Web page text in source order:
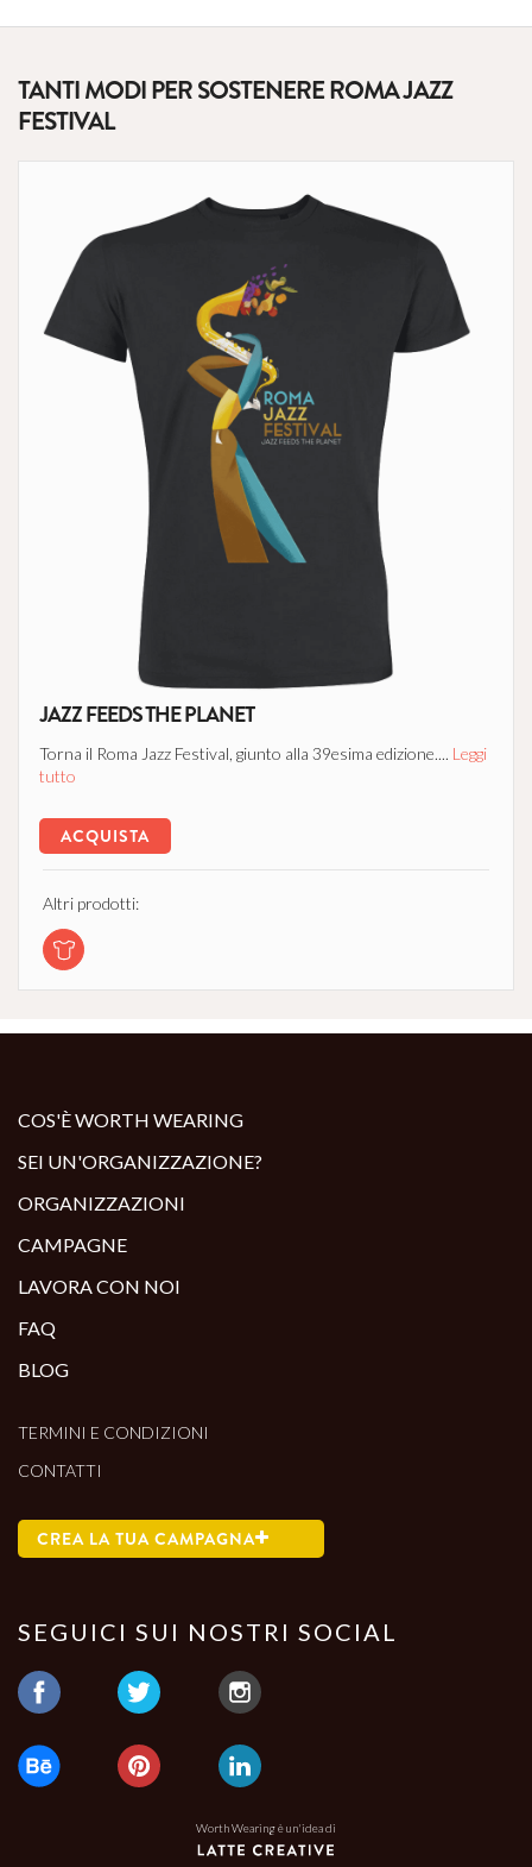
TANTI MODI PER SOSTENERE ROMA JAZZ
FESTIVAL
JAZZ FEEDS THE PLANET
Torna il Roma Jazz Festival, giunto alla 39esima edizione.... Leggi
tutto
ACQUISTA
Altri prodotti:
COS'È WORTH WEARING
SEI UN'ORGANIZZAZIONE?
ORGANIZZAZIONI
CAMPAGNE
LAVORA CON NOI
FAQ
BLOG
TERMINI E CONDIZIONI
CONTATTI
CREA LA TUA CAMPAGNA
SEGUICI SUI NOSTRI SOCIAL
Worth Wearing è un'idea di